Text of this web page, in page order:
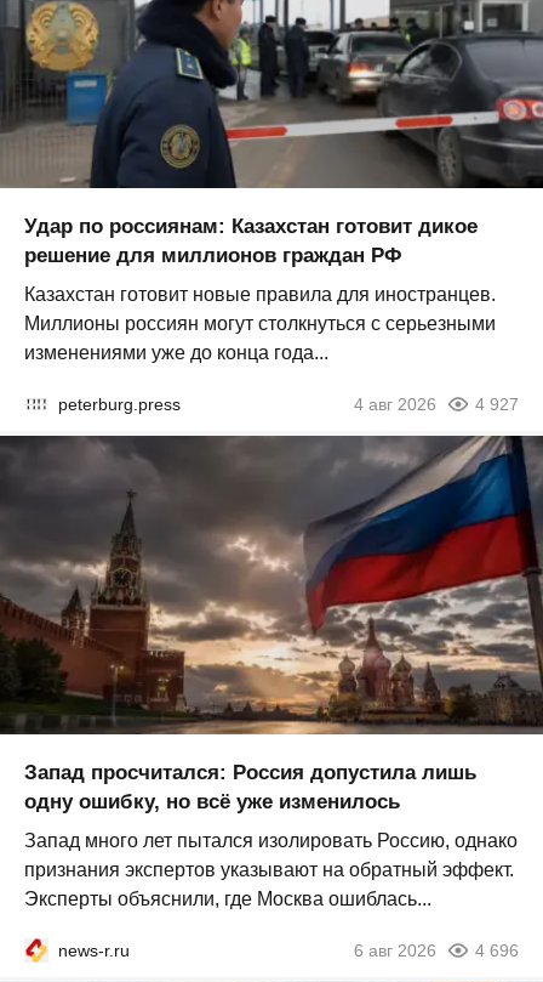
Удар по россиянам: Казахстан готовит дикое
решение для миллионов граждан РФ
Казахстан готовит новые правила для иностранцев.
Миллионы россиян могут столкнуться с серьезными
изменениями уже до конца года...
peterburg.press 4 авг 2026 4 927
Запад просчитался: Россия допустила лишь
одну ошибку, но всё уже изменилось
Запад много лет пытался изолировать Россию, однако
признания экспертов указывают на обратный эффект.
Эксперты объяснили, где Москва ошиблась...
news-r.ru 6 авг 2026 4 696